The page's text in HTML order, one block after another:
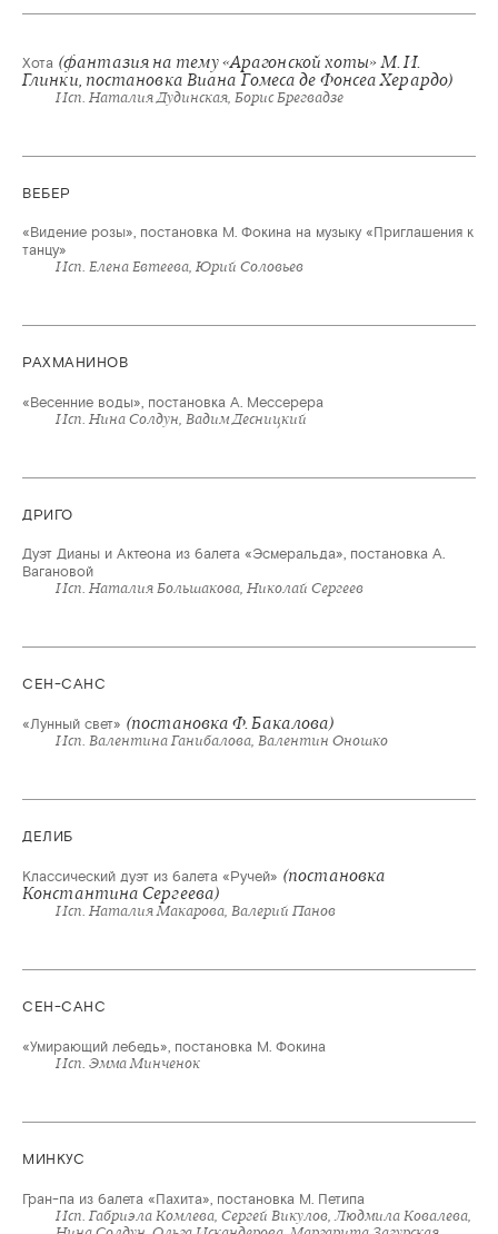
Хота (фантазия на тему «Арагонской хоты» М. И.
Глинки, постановка Виана Гомеса де Фонсеа Херардо)
Исп. Наталия Дудинская, Борис Брегвадзе
ВЕБЕР
«Видение розы», постановка М. Фокина на музыку «Приглашения к
танцу»
Исп. Елена Евтеева, Юрий Соловьев
РАХМАНИНОВ
«Весенние воды», постановка А. Мессерера
Исп. Нина Солдун, Вадим Десницкий
ДРИГО
Дуэт Дианы и Актеона из балета «Эсмеральда», постановка А.
Вагановой
Исп. Наталия Большакова, Николай Сергеев
СЕН-САНС
«Лунный свет» (постановка Ф. Бакалова)
Исп. Валентина Ганибалова, Валентин Оношко
ДЕЛИБ
Классический дуэт из балета «Ручей» (постановка
Константина Сергеева)
Исп. Наталия Макарова, Валерий Панов
СЕН-САНС
«Умирающий лебедь», постановка М. Фокина
Исп. Эмма Минченок
МИНКУС
Гран-па из балета «Пахита», постановка М. Петипа
Исп. Габриэла Комлева, Сергей Викулов, Людмила Ковалева,